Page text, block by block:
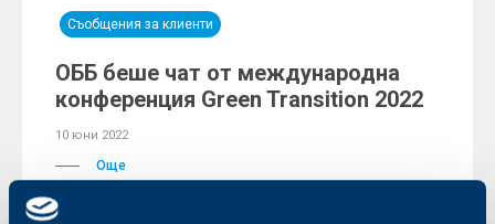
Съобщения за клиенти
ОББ беше чат от международна
конференция Green Transition 2022
10 юни 2022
Още